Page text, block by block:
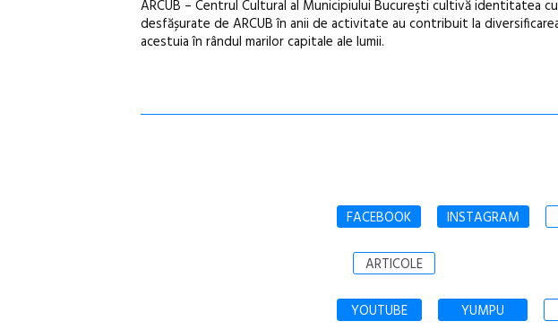
ARCUB – Centrul Cultural al Municipiului Bucureşti cultivă identitatea
desfășurate de ARCUB în anii de activitate au contribuit la
acestuia în rândul marilor capitale ale lumii.
FACEBOOK INSTAGRAM
ARTICOLE
YOUTUBE YUMPU